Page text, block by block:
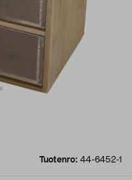
Tuotenro: 44-6452-1